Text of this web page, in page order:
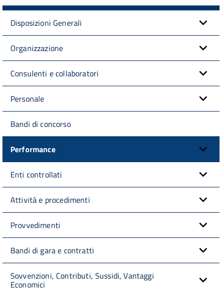
Disposizioni Generali
Organizzazione
Consulenti e collaboratori
Personale
Bandi di concorso
Performance
Enti controllati
Attività e procedimenti
Provvedimenti
Bandi di gara e contratti
Sovvenzioni, Contributi, Sussidi, Vantaggi
Economici